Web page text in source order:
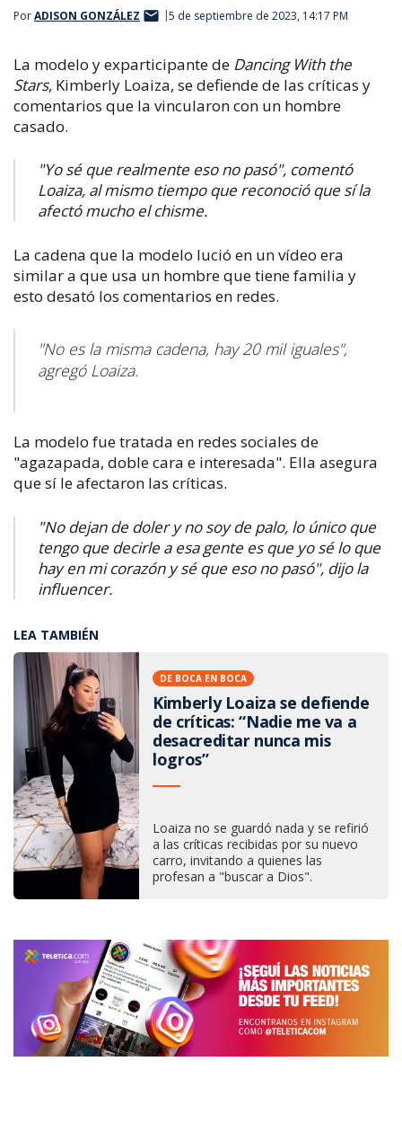
PorADISON GONZÁLEZ 5 de septiembre de 2023, 14:17 PM
La modelo y exparticipante de Dancing With the
Stars, Kimberly Loaiza, se defiende de las críticas y
comentarios que la vincularon con un hombre
casado.
"Yo sé que realmente eso no pasó", comentó
Loaiza, al mismo tiempo que reconoció que sí la
afectó mucho el chisme.
La cadena que la modelo lució en un vídeo era
similar a que usa un hombre que tiene familia y
esto desató los comentarios en redes.
"No es la misma cadena, hay 20 mil iguales",
agregó Loaiza.
La modelo fue tratada en redes sociales de
"agazapada, doble cara e interesada". Ella asegura
que sí le afectaron las críticas.
"No dejan de doler y no soy de palo, lo único que
tengo que decirle a esa gente es que yo sé lo que
hay en mi corazón y sé que eso no pasó", dijola
influencer.
LEA TAMBIÉN
DE BOCA EN BOCA
Kimberly Loaiza se defiende
de críticas: “Nadie me va a
desacreditar nunca mis
logros”
Loaiza no se guardó nada y se refirió
a las críticas recibidas por su nuevo
carro, invitando a quienes las
profesan a "buscar a Dios".